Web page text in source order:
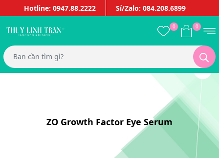
Hotline: 0947.88.2222 Sỉ/Zalo: 084.208.6899
0 0
ZO Growth Factor Eye Serum